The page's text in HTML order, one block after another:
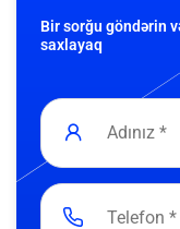
Bir sorğu göndərin
saxlayaq